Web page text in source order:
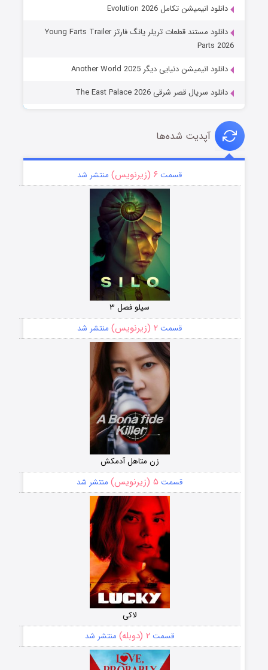
دانلود انیمیشن تکامل Evolution 2026
دانلود مستند قطعات تریلر یانگ فارتز Young Farts Trailer
Parts 2026
دانلود انیمیشن دنیایی دیگر Another World 2025
دانلود سریال قصر شرقی The East Palace 2026
آپدیت شده‌ها
قسمت ۶ (زیرنویس) منتشر شد
سیلو فصل ۳
قسمت ۲ (زیرنویس) منتشر شد
زن متاهل آدمکش
قسمت ۵ (زیرنویس) منتشر شد
لاکی
قسمت ۲ (دوبله) منتشر شد